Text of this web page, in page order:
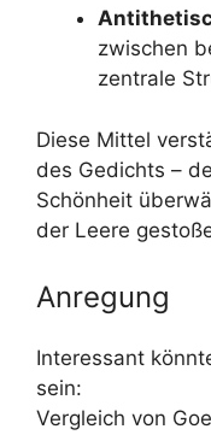
zwischen
zentrale
Diese Mittel
des Gedichts –
Schönheit
der Leere
Anregung
Interessant
sein:
Vergleich von